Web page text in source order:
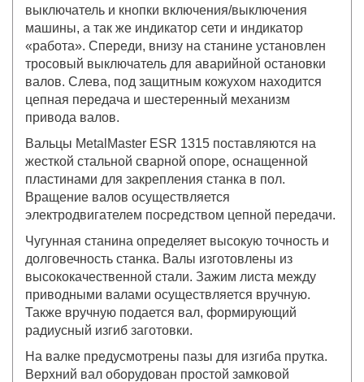
выключатель и кнопки включения/выключения
машины, а так же индикатор сети и индикатор
«работа». Спереди, внизу на станине установлен
тросовый выключатель для аварийной остановки
валов. Слева, под защитным кожухом находится
цепная передача и шестеренный механизм
привода валов.
Вальцы MetalMaster ESR 1315 поставляются на
жесткой стальной сварной опоре, оснащенной
пластинами для закрепления станка в пол.
Вращение валов осуществляется
электродвигателем посредством цепной передачи.
Чугунная станина определяет высокую точность и
долговечность станка. Валы изготовлены из
высококачественной стали. Зажим листа между
приводными валами осуществляется вручную.
Также вручную подается вал, формирующий
радиусный изгиб заготовки.
На валке предусмотрены пазы для изгиба прутка.
Верхний вал оборудован простой замковой